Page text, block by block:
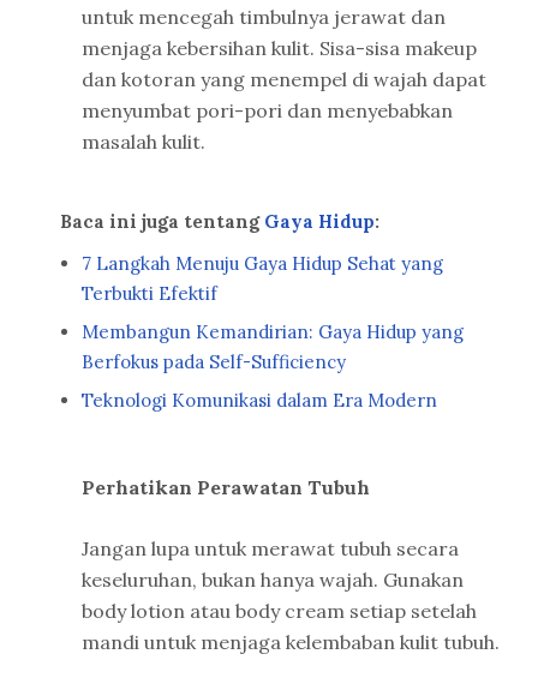
untuk mencegah timbulnya jerawat dan
menjaga kebersihan kulit. Sisa-sisa makeup
dan kotoran yang menempel di wajah dapat
menyumbat pori-pori dan menyebabkan
masalah kulit.
Baca ini juga tentang Gaya Hidup:
7 Langkah Menuju Gaya Hidup Sehat yang
Terbukti Efektif
Membangun Kemandirian: Gaya Hidup yang
Berfokus pada Self-Sufficiency
Teknologi Komunikasi dalam Era Modern
Perhatikan Perawatan Tubuh
Jangan lupa untuk merawat tubuh secara
keseluruhan, bukan hanya wajah. Gunakan
body lotion atau body cream setiap setelah
mandi untuk menjaga kelembaban kulit tubuh.